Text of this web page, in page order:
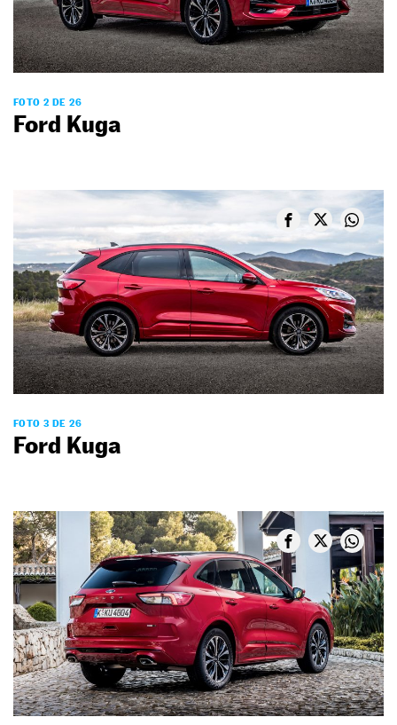
FOTO 2 DE 26
Ford Kuga
FOTO 3 DE 26
Ford Kuga